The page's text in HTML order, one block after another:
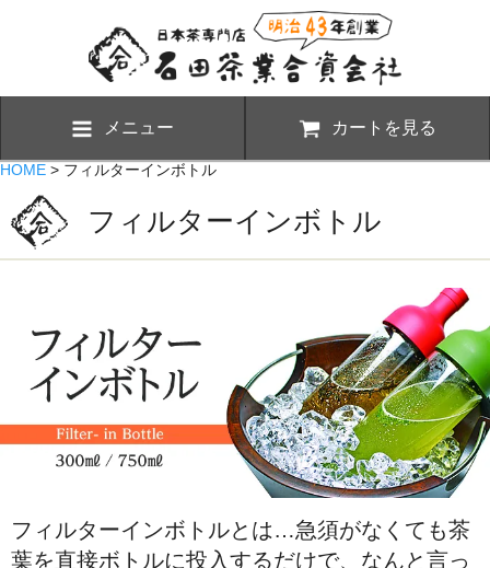
メニュー カートを見る
HOME > フィルターインボトル
フィルターインボトル
フィルターインボトルとは…急須がなくても茶
葉を直接ボトルに投入するだけで、なんと言っ